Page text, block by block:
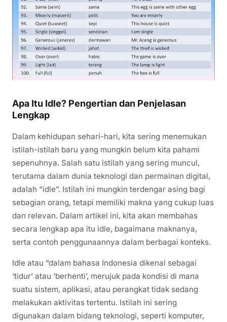
Apa Itu Idle? Pengertian dan Penjelasan
Lengkap
Dalam kehidupan sehari-hari, kita sering menemukan
istilah-istilah baru yang mungkin belum kita pahami
sepenuhnya. Salah satu istilah yang sering muncul,
terutama dalam dunia teknologi dan permainan digital,
adalah “idle”. Istilah ini mungkin terdengar asing bagi
sebagian orang, tetapi memiliki makna yang cukup luas
dan relevan. Dalam artikel ini, kita akan membahas
secara lengkap apa itu idle, bagaimana maknanya,
serta contoh penggunaannya dalam berbagai konteks.
Idle atau “dalam bahasa Indonesia dikenal sebagai
‘tidur’ atau ‘berhenti’, merujuk pada kondisi di mana
suatu sistem, aplikasi, atau perangkat tidak sedang
melakukan aktivitas tertentu. Istilah ini sering
digunakan dalam bidang teknologi, seperti komputer,